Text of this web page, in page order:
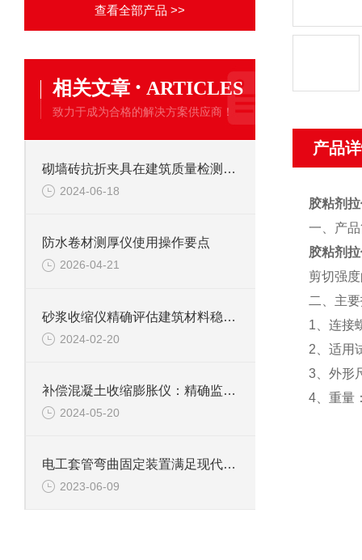
查看全部产品 >>
相关文章 · ARTICLES
致力于成为合格的解决方案供应商！
砌墙砖抗折夹具在建筑质量检测中的关键作用
2024-06-18
防水卷材测厚仪使用操作要点
2026-04-21
砂浆收缩仪精确评估建筑材料稳定性
2024-02-20
补偿混凝土收缩膨胀仪：精确监测，保障现代建筑之稳健
2024-05-20
电工套管弯曲固定装置满足现代电力生产的高效要求
2023-06-09
产品
胶粘剂
一、产
胶粘剂
剪切强
二、主
1、连接
2、适用
3、外形
4、重量